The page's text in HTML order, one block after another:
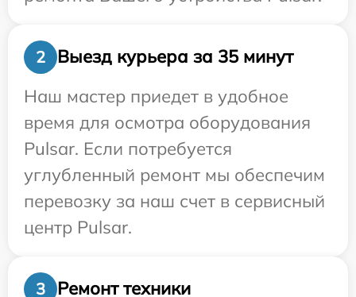
2
Выезд курьера за 35 минут
Наш мастер приедет в удобное
время для осмотра оборудования
Pulsar. Если потребуется
углубленный ремонт мы обеспечим
перевозку за наш счет в сервисный
центр Pulsar.
3
Ремонт техники